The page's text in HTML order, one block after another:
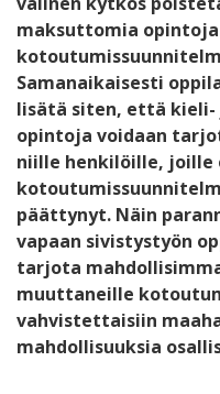
maksuttomia
Samanaikaisesti
lisätä siten, että
opintoja voidaan
niille henkilöille, joille
päättynyt. Näin
vapaan sivistystyön
tarjota
muuttaneille
vahvistettaisiin
mahdollisuuksia